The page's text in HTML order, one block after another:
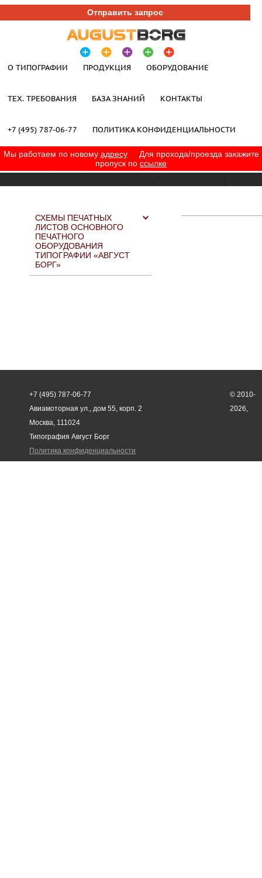
Отправить запрос
О ТИПОГРАФИИ ПРОДУКЦИЯ ОБОРУДОВАНИЕ
ТЕХ. ТРЕБОВАНИЯ БАЗА ЗНАНИЙ КОНТАКТЫ
+7 (495) 787-06-77 ПОЛИТИКА КОНФИДЕНЦИАЛЬНОСТИ
Мы работаем по новому адресу
Для прохода/проезда закажите
пропуск по ссылке
СХЕМЫ ПЕЧАТНЫХ
ЛИСТОВ ОСНОВНОГО
ПЕЧАТНОГО
ОБОРУДОВАНИЯ
ТИПОГРАФИИ «АВГУСТ
БОРГ»
+7 (495) 787-06-77
Авиамоторная ул., дом 55, корп. 2
Москва, 111024
© 2010-
2026,
Типография Август Борг
Политика конфиденциальности